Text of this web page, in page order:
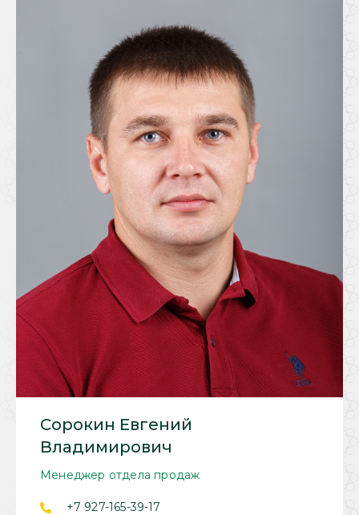
Сорокин Евгений
Владимирович
Менеджер отдела продаж
+7 927-165-39-17